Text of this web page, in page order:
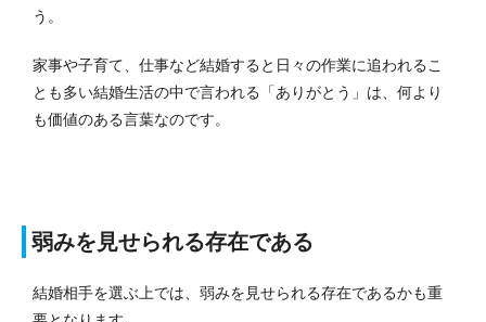
う。
家事や子育て、仕事など結婚すると日々の作業に追われるこ
とも多い結婚生活の中で言われる「ありがとう」は、何より
も価値のある言葉なのです。
弱みを見せられる存在である
結婚相手を選ぶ上では、弱みを見せられる存在であるかも重